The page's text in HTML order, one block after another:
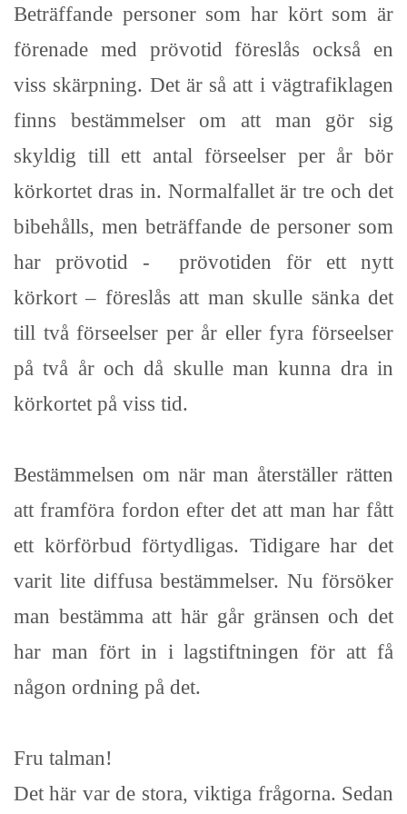
Beträffande personer som har kört som är
förenade med prövotid föreslås också en
viss skärpning. Det är så att i vägtrafiklagen
finns bestämmelser om att man gör sig
skyldig till ett antal förseelser per år bör
körkortet dras in. Normalfallet är tre och det
bibehålls, men beträffande de personer som
har prövotid - prövotiden för ett nytt
körkort – föreslås att man skulle sänka det
till två förseelser per år eller fyra förseelser
på två år och då skulle man kunna dra in
körkortet på viss tid.
Bestämmelsen om när man återställer rätten
att framföra fordon efter det att man har fått
ett körförbud förtydligas. Tidigare har det
varit lite diffusa bestämmelser. Nu försöker
man bestämma att här går gränsen och det
har man fört in i lagstiftningen för att få
någon ordning på det.
Fru talman!
Det här var de stora, viktiga frågorna. Sedan